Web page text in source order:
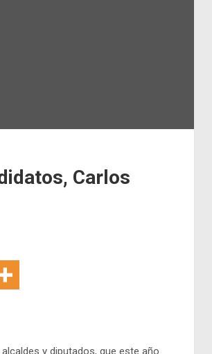
Carlos
y diputados, que este año